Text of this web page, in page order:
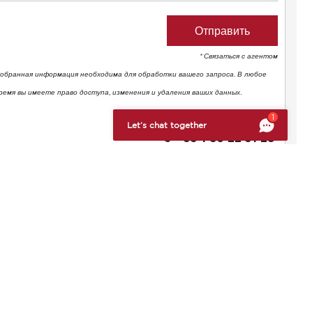
* Связаться с агентом
информация необходима для обработки вашего запроса. В любое
вы имеете право доступа, изменения и удаления ваших данных.
Salomé PAILLARD
+33 1 86 22 31 28
Let’s chat together
1
нормативным требованиям. Настройте свои